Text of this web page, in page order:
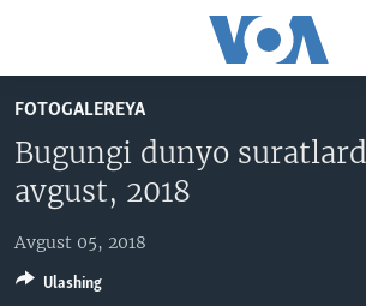
boring
Boshiga
Qidiruvga
o'ting
AMERIKA
MARKAZIY OSIYO
XALQARO
FOTOGALEREYA
Bugungi dunyo
avgust, 2018
Avgust 05, 2018
Ulashing